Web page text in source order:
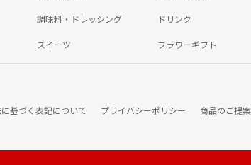
調味料・ドレッシング ドリンク
スイーツ フラワーギフト
基づく表記について プライバシーポリシー 商品のご提